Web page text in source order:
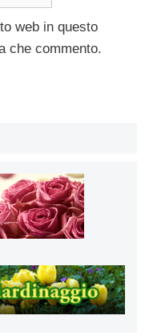
web in questo
che commento.